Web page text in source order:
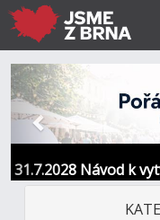
31.7.2028 Návod k
kontakt
Předchozí